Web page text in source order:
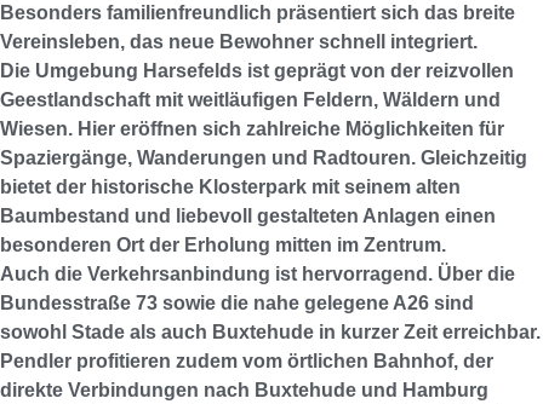
Besonders familienfreundlich präsentiert sich das breite
Vereinsleben, das neue Bewohner schnell integriert.
Die Umgebung Harsefelds ist geprägt von der reizvollen
Geestlandschaft mit weitläufigen Feldern, Wäldern und
Wiesen. Hier eröffnen sich zahlreiche Möglichkeiten für
Spaziergänge, Wanderungen und Radtouren. Gleichzeitig
bietet der historische Klosterpark mit seinem alten
Baumbestand und liebevoll gestalteten Anlagen einen
besonderen Ort der Erholung mitten im Zentrum.
Auch die Verkehrsanbindung ist hervorragend. Über die
Bundesstraße 73 sowie die nahe gelegene A26 sind
sowohl Stade als auch Buxtehude in kurzer Zeit erreichbar.
Pendler profitieren zudem vom örtlichen Bahnhof, der
direkte Verbindungen nach Buxtehude und Hamburg